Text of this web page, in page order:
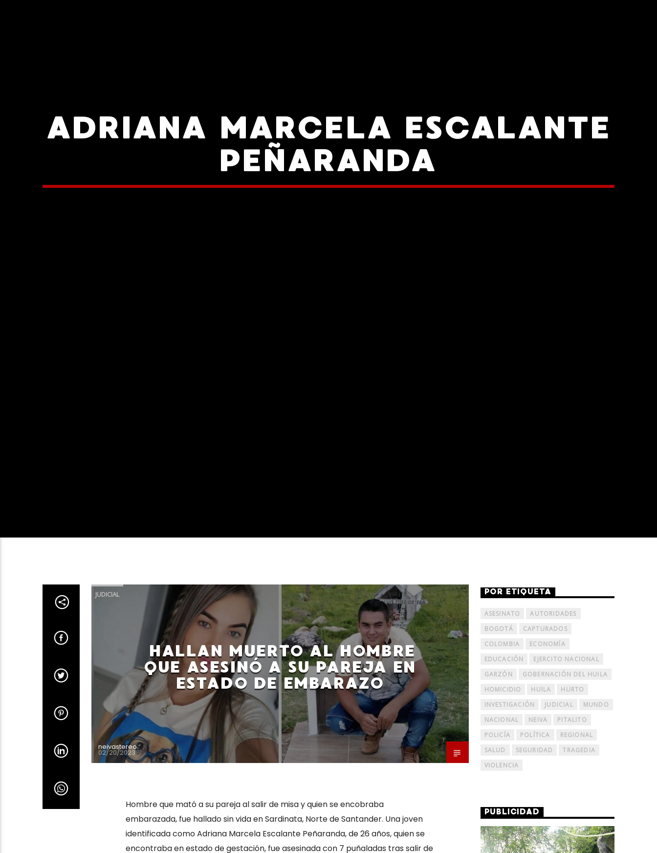
ADRIANA MARCELA ESCALANTE
PEÑARANDA
JUDICIAL
HALLAN MUERTO AL HOMBRE
QUE ASESINÓ A SU PAREJA EN
ESTADO DE EMBARAZO
neivastereo
02/20/2023
Hombre que mató a su pareja al salir de misa y quien se encobraba
embarazada, fue hallado sin vida en Sardinata, Norte de Santander. Una joven
identificada como Adriana Marcela Escalante Peñaranda, de 26 años, quien se
encontraba en estado de gestación, fue asesinada con 7 puñaladas tras salir de
POR ETIQUETA
ASESINATO
AUTORIDADES
BOGOTÁ
CAPTURADOS
COLOMBIA
ECONOMÍA
EDUCACIÓN
EJERCITO NACIONAL
GARZÓN
GOBERNACIÓN DEL HUILA
HOMICIDIO
HUILA
HURTO
INVESTIGACIÓN
JUDICIAL
MUNDO
NACIONAL
NEIVA
PITALITO
POLICÍA
POLÍTICA
REGIONAL
SALUD
SEGURIDAD
TRAGEDIA
VIOLENCIA
PUBLICIDAD